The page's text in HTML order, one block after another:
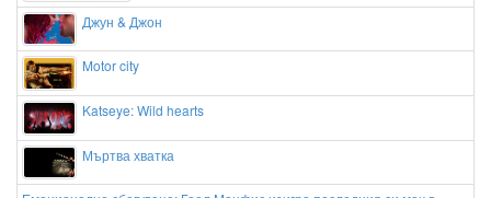
Джун & Джон
Motor city
Katseye: Wild hearts
Мъртва хватка